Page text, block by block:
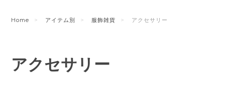
Home アイテム別 服飾雑貨 アクセサリー
アクセサリー